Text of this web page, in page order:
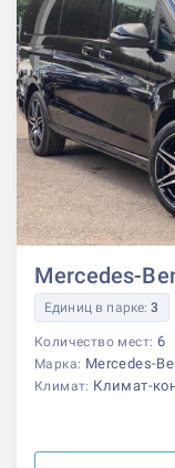
Mercedes-
Единиц в парке:3
Количество мест: 6
Марка: Mercedes-
Климат: Климат-